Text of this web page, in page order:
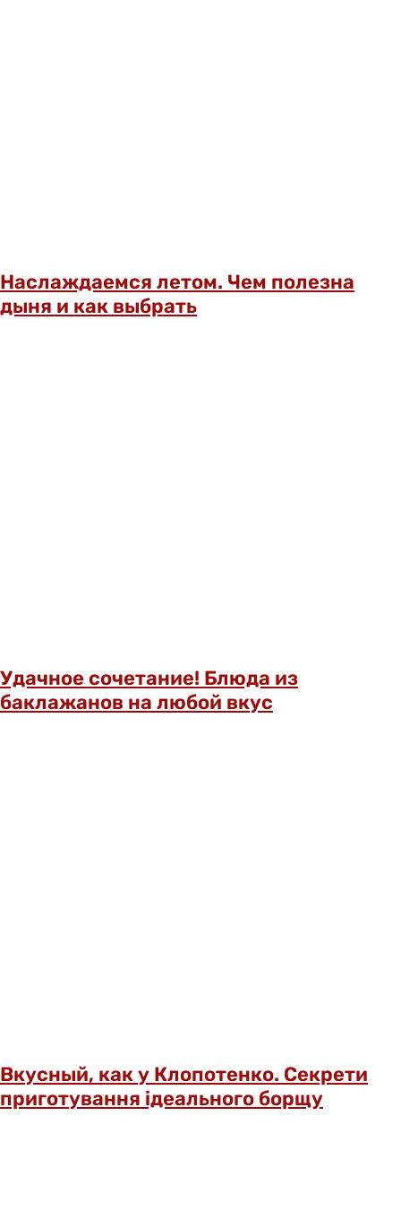
Наслаждаемся летом. Чем полезна
дыня и как выбрать
Удачное сочетание! Блюда из
баклажанов на любой вкус
Вкусный, как у Клопотенко. Секрети
приготування ідеального борщу